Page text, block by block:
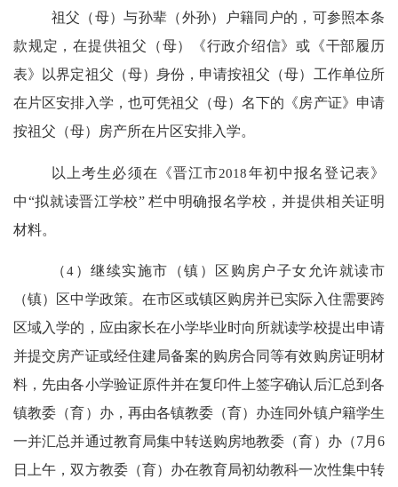
祖父（母）与孙辈（外孙）户籍同户的，可参照本条
款规定，在提供祖父（母）《行政介绍信》或《干部履历
表》以界定祖父（母）身份，申请按祖父（母）工作单位所
在片区安排入学，也可凭祖父（母）名下的《房产证》申请
按祖父（母）房产所在片区安排入学。
以上考生必须在《晋江市2018年初中报名登记表》
中“拟就读晋江学校”栏中明确报名学校，并提供相关证明
材料。
（4 ）继续实施市（镇）区购房户子女允许就读市
（镇）区中学政策。在市区或镇区购房并已实际入住需要跨
区域入学的，应由家长在小学毕业时向所就读学校提出申请
并提交房产证或经住建局备案的购房合同等有效购房证明材
料，先由各小学验证原件并在复印件上签字确认后汇总到各
镇教委（育）办，再由各镇教委（育）办连同外镇户籍学生
一并汇总并通过教育局集中转送购房地教委（育）办（7月 6
日上午，双方教委（育）办在教育局初幼教科一次性集中转